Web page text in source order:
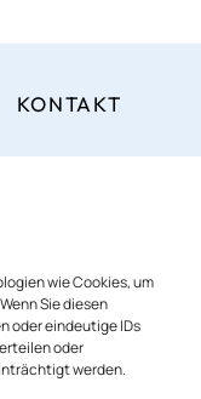
wie Cookies, um
Sie diesen
oder eindeutige IDs
oder
werden.
KONTAKT